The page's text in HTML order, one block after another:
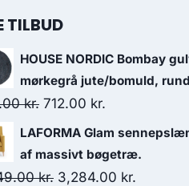
TILBUD
HOUSE NORDIC Bombay
mørkegrå jute/bomuld,
kr. 712.00 kr.
LAFORMA Glam
af massivt bøgetræ.
kr. 3,284.00 kr.